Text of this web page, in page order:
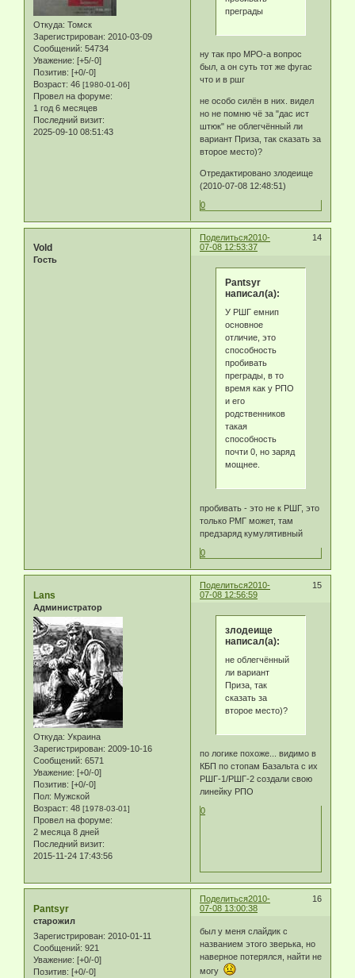
Откуда: Томск
Зарегистрирован: 2010-03-09
Сообщений: 54734
Уважение: [+5/-0]
Позитив: [+0/-0]
Возраст: 46 [1980-01-06]
Провел на форуме:
1 год 6 месяцев
Последний визит:
2025-09-10 08:51:43
преграды
ну так про МРО-а вопрос
был, а он суть тот же фугас
что и в ршг
не особо силён в них. видел
но не помню чё за "дас ист
штюк" не облегчённый ли
вариант Приза, так сказать за
второе место)?
Отредактировано злодеище
(2010-07-08 12:48:51)
0
Поделиться 14
2010-
07-08 12:53:37
Vold
Гость
Pantsyr
написал(а):
У РШГ емнип
основное
отличие, это
способность
пробивать
преграды, в то
время как у РПО
и его
родственников
такая
способность
почти 0, но заряд
мощнее.
пробивать - это не к РШГ, это
только РМГ может, там
предзаряд кумулятивный
0
Поделиться 15
2010-
07-08 12:56:59
Lans
Администратор
Откуда: Украина
Зарегистрирован: 2009-10-16
Сообщений: 6571
Уважение: [+0/-0]
Позитив: [+0/-0]
Пол: Мужской
Возраст: 48 [1978-03-01]
Провел на форуме:
2 месяца 8 дней
Последний визит:
2015-11-24 17:43:56
злодеище
написал(а):
не облегчённый
ли вариант
Приза, так
сказать за
второе место)?
по логике похоже... видимо в
КБП по стопам Базальта с их
РШГ-1/РШГ-2 создали свою
линейку РПО
0
Поделиться 16
2010-
07-08 13:00:38
Pantsyr
старожил
Зарегистрирован: 2010-01-11
Сообщений: 921
Уважение: [+0/-0]
Позитив: [+0/-0]
был у меня слайдик с
названием этого зверька, но
наверное потерялся, найти не
могу